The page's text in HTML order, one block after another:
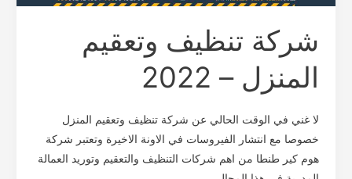
شركة تنظيف وتعقيم
المنزل – 2022
لا غني في الوقت الحالي عن شركة تنظيف وتعقيم المنزل
خصوصا مع انتشار الفيروسات في الاونة الاخيرة وتعتبر شركة
هوم كير طنطا من اهم شركات التنظيف والتعقيم وتوريد العمالة